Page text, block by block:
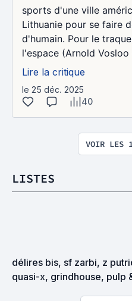
sports d'une ville
Lithuanie pour se faire
d'humain. Pour le
l'espace (Arnold Vosloo
Lire la critique
le 25 déc. 2025
40
VOIR LES
LISTES
délires bis, sf zarbi, z
quasi-x, grindhouse, pulp